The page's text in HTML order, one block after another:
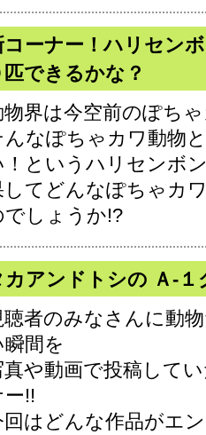
コーナー！ハリセン
匹できるかな？
物界は今空前のぽち
んなぽちゃカワ動物
！というハリセンボ
してどんなぽちゃカ
でしょうか!?
カアンドトシの Ａ-１
聴者のみなさんに動
瞬間を
真や動画で投稿して
ー!!
回はどんな作品がエ